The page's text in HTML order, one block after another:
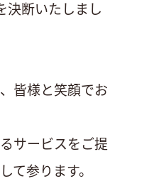
決断いたしまし
皆様と笑顔でお
サービスをご提
て参ります。